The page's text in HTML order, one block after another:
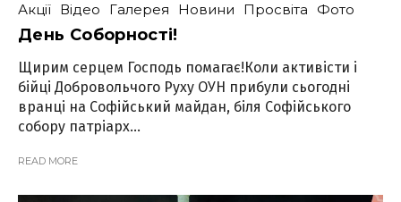
Акції Відео Галерея Новини Просвіта Фото
День Соборності!
Щирим серцем Господь помагає!Коли активісти і
бійці Добровольчого Руху ОУН прибули сьогодні
вранці на Софійський майдан, біля Софійського
собору патріарх...
READ MORE